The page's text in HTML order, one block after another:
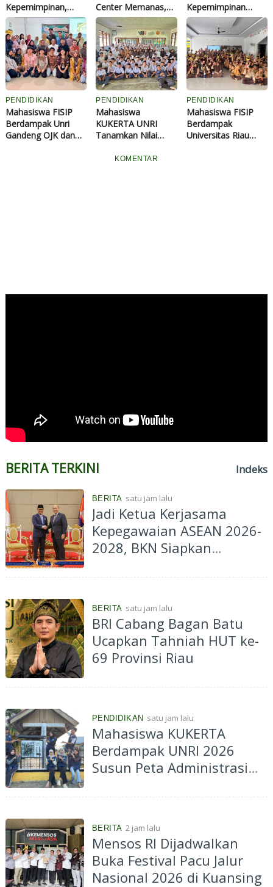
Kepemimpinan,
Perkuat Peran
Strategis di Dunia
Pendidikan
Center Memanas,
Ratusan Pedagang
Adukan Persoalan
ke DPRD Pekanbaru
Kepemimpinan
Mengurus Umat
PENDIDIKAN
Mahasiswa FISIP
Berdampak Unri
Gandeng OJK dan
PENDIDIKAN
Mahasiswa
KUKERTA UNRI
Tanamkan Nilai
Bullying, dan
PENDIDIKAN
Mahasiswa FISIP
Berdampak
Universitas Riau
KOMENTAR
BERITA TERKINI Indeks
BERITA satu jam lalu
Jadi Ketua Kerjasama
Kepegawaian ASEAN 2026-
2028, BKN Siapkan
Kolaborasi ASN ASEAN
BERITA satu jam lalu
BRI Cabang Bagan Batu
Ucapkan Tahniah HUT ke-
69 Provinsi Riau
PENDIDIKAN satu jam lalu
Mahasiswa KUKERTA
Berdampak UNRI 2026
Susun Peta Administrasi
untuk Dukung Informasi
Pembangunan
BERITA 2 jam lalu
Mensos RI Dijadwalkan
Buka Festival Pacu Jalur
Nasional 2026 di Kuansing